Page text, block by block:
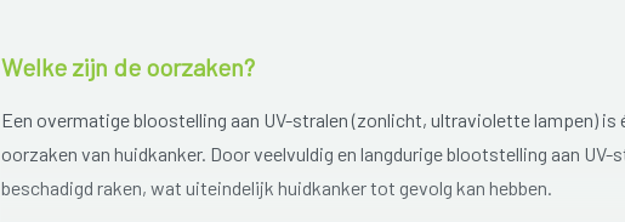
Welke zijn de oorzaken?
Een overmatige bloostelling aan UV-stralen (zonlicht, ultraviolette lampen) is
oorzaken van huidkanker. Door veelvuldig en langdurige blootstelling aan UV-
beschadigd raken, wat uiteindelijk huidkanker tot gevolg kan hebben.